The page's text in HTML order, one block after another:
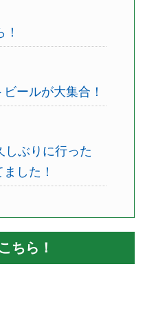
ールが大集合！
しぶりに行った
した！
ちら！